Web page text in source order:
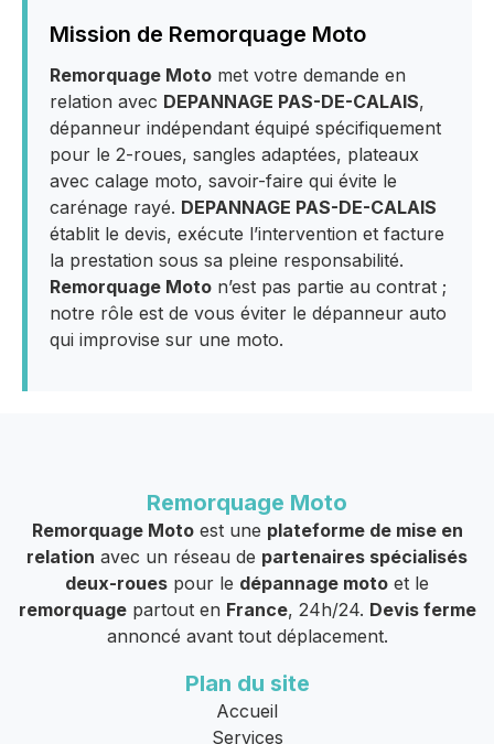
Mission de Remorquage Moto
Remorquage Moto met votre demande en
relation avec DEPANNAGE PAS-DE-CALAIS,
dépanneur indépendant équipé spécifiquement
pour le 2-roues, sangles adaptées, plateaux
avec calage moto, savoir-faire qui évite le
carénage rayé. DEPANNAGE PAS-DE-CALAIS
établit le devis, exécute l’intervention et facture
la prestation sous sa pleine responsabilité.
Remorquage Moto n’est pas partie au contrat ;
notre rôle est de vous éviter le dépanneur auto
qui improvise sur une moto.
Remorquage Moto
Remorquage Motoest une plateforme de mise en
relation avec un réseau de partenaires spécialisés
deux-roues pour le dépannage moto et le
remorquagepartout en France, 24h/24. Devis ferme
annoncé avant tout déplacement.
Plan du site
Accueil
Services